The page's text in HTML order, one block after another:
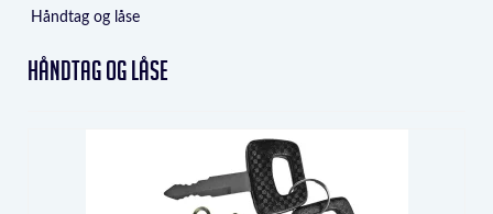
Håndtag og låse
Håndtag og låse